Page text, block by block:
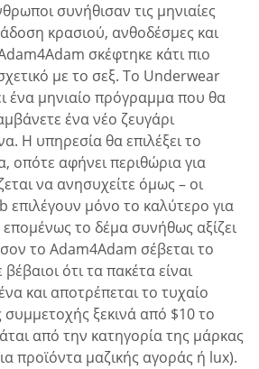
συνήθισαν τις μηνιαίες
κρασιού, ανθοδέσμες και
σκέφτηκε κάτι πιο
με το σεξ. Το Underwear
ένα μηνιαίο πρόγραμμα που θα
ένα νέο ζευγάρι
Η υπηρεσία θα επιλέξει το
οπότε αφήνει περιθώρια για
να ανησυχείτε όμως – οι
επιλέγουν μόνο το καλύτερο για
το δέμα συνήθως αξίζει
το Adam4Adam σέβεται το
ότι τα πακέτα είναι
και αποτρέπεται το τυχαίο
ξεκινά από $10 το
από την κατηγορία της μάρκας
προϊόντα μαζικής αγοράς ή lux).